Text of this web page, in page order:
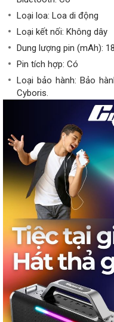
Loại loa: Loa di động
Loại kết nối: Không dây
Dung lượng pin (mAh):
Pin tích hợp: Có
Loại bảo hành: Bảo
Cyboris.